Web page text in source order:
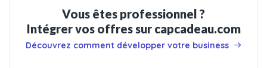
Vous êtes professionnel ?
Intégrer vos offres sur capcadeau.com
Découvrez comment développer votre business